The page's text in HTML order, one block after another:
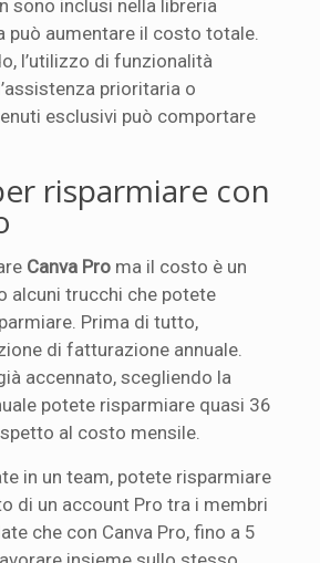
sono inclusi nella libreria
può aumentare il costo totale.
l’utilizzo di funzionalità
prioritaria o
esclusivi può comportare
risparmiare con
Canva Pro ma il costo è un
alcuni trucchi che potete
Prima di tutto,
di fatturazione annuale.
accennato, scegliendo la
potete risparmiare quasi 36
al costo mensile.
in un team, potete risparmiare
di un account Pro tra i membri
che con Canva Pro, fino a 5